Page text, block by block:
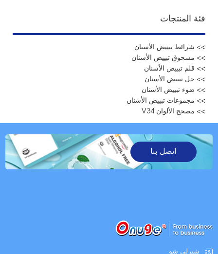
فئة المنتجات
>> شرائط تبييض الأسنان
>> مسحوق تبييض الأسنان
>> قلم تبييض الأسنان
>> جل تبييض الأسنان
>> ضوء تبييض الأسنان
>> مجموعات تبييض الأسنان
>> مصحح الألوان V34
اتصل بنا
شيرلي شو